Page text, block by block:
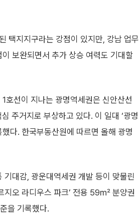
택지지구라는 강점이 있지만, 강남 업무
보완되면서 추가 상승 여력도 기대할
호선이 지나는 광명역세권은 신안산선
주거지로 부상하고 있다. 이 일대 ‘광명
다. 한국부동산원에 따르면 올해 광명
대감, 광운대역세권 개발 등이 맞물린
지오 라디우스 파크’ 전용 59㎡ 분양권
을 기록했다.